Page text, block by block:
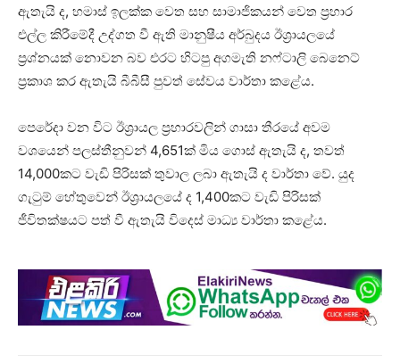
ඇතැයි ද, හමාස් ඉලක්ක වෙත සහ සාමාජිකයන් වෙත ප්‍රහාර
එල්ල කිරීමේදී උද්ගත වී ඇති මානුෂීය අර්බුදය ඊශ්‍රායලයේ
ප්‍රශ්නයක් නොවන බව එරට හිටපු අගමැති නෆ්ටාලි බෙනෙට්
ප්‍රකාශ කර ඇතැයි බීබීසී පුවත් සේවය වාර්තා කළේය.
පෙරේදා වන විට ඊශ්‍රායල ප්‍රහාරවලින් ගාසා තීරයේ අවම
වශයෙන් පලස්තීනුවන් 4,651ක් මිය ගොස් ඇතැයි ද, තවත්
14,000කට වැඩි පිරිසක් තුවාල ලබා ඇතැයි ද වාර්තා වේ. යුද
ගැටුම් හේතුවෙන් ඊශ්‍රායලයේ ද 1,400කට වැඩි පිරිසක්
ජීවිතක්ෂයට පත් වී ඇතැයි විදෙස් මාධ්‍ය වාර්තා කළේය.